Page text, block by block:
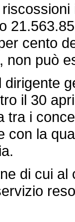
cento
non può
il 30
tra i
con la
di cui al